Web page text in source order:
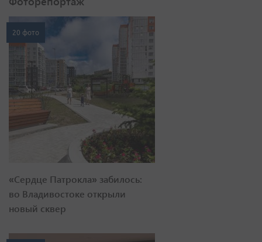
20 фото
«Сердце Патрокла» забилось:
во Владивостоке открыли
новый сквер